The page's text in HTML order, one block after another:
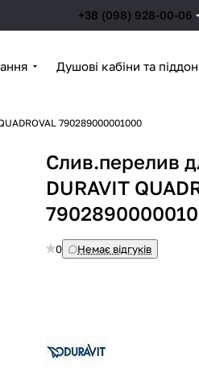
+38 (098) 928-00-06
Душові кабіни та
790289000001000
Слив.перелив
DURAVIT
0 Немає відгуків